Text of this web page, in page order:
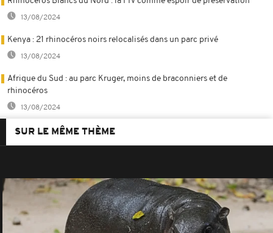
13/08/2024
Kenya : 21 rhinocéros noirs relocalisés dans un parc privé
13/08/2024
Afrique du Sud : au parc Kruger, moins de braconniers et de
rhinocéros
13/08/2024
SUR LE MÊME THÈME